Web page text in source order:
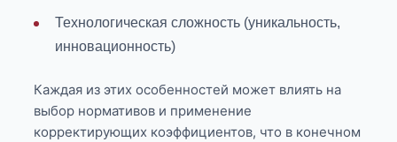
Технологическая сложность (уникальность,
инновационность)
Каждая из этих особенностей может влиять на
выбор нормативов и применение
корректирующих коэффициентов, что в конечном